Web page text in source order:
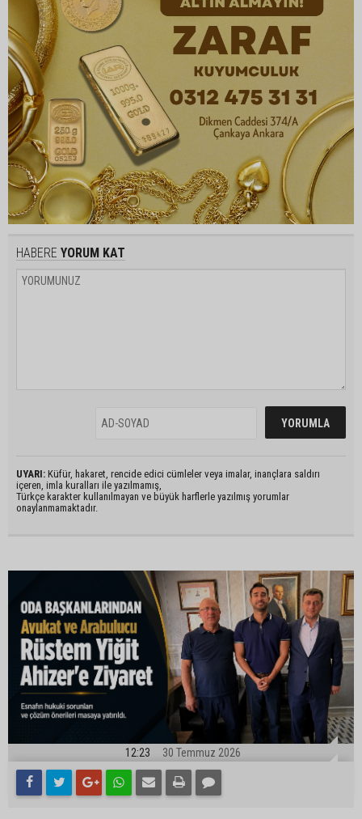
HABERE YORUM KAT
UYARI: Küfür, hakaret, rencide edici cümleler veya imalar, inançlara saldırı
içeren, imla kuralları ile yazılmamış,
Türkçe karakter kullanılmayan ve büyük harflerle yazılmış yorumlar
onaylanmamaktadır.
12:23 30 Temmuz 2026